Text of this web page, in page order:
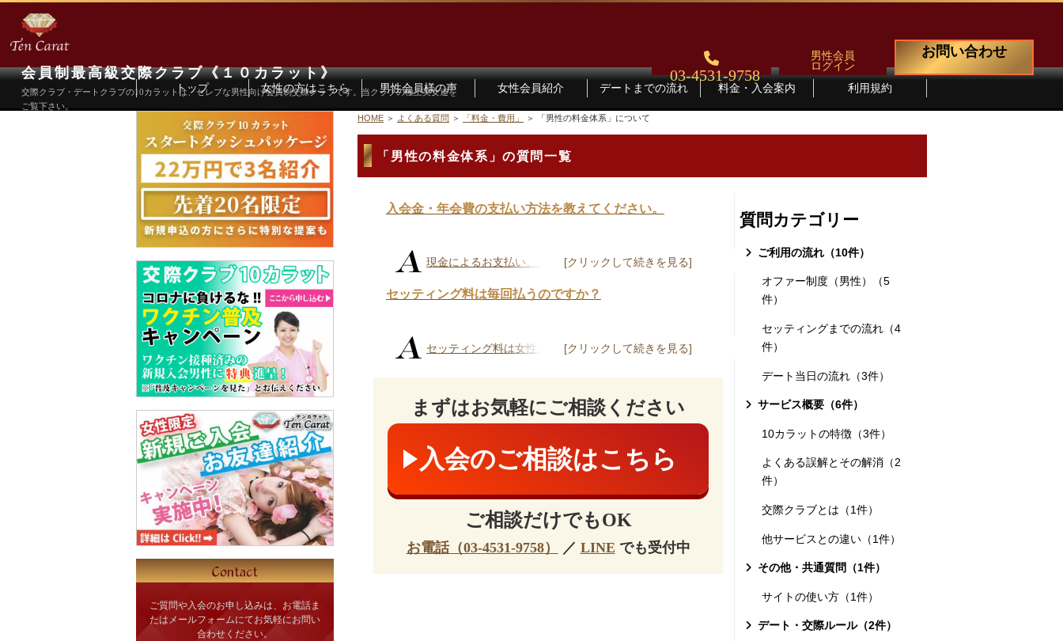
会員制最高級交際クラブ《１０カラット》
交際クラブ・デートクラブの10カラットは、セレブな男性向け会員制交際クラブです。当クラブの極上美女達を
ご覧下さい。
03-4531-9758
男性会員
ログイン
お問い合わせ
トップ 女性の方はこちら 男性会員様の声 女性会員紹介 デートまでの流れ 料金・入会案内 利用規約
HOME よくある質問 「料金・費用」 「男性の料金体系」について
「男性の料金体系」の質問一覧
入会金・年会費の支払い方法を教えてください。
現金によるお支払い、または、当社の指定銀...
セッティング料は毎回払うのですか？
セッティング料は女性とのデートセッティン...
まずはお気軽にご相談ください
入会のご相談はこちら
ご相談だけでもOK
お電話（03-4531-9758） ／ LINE でも受付中
質問カテゴリー
ご利用の流れ（10件）
オファー制度（男性）（5
件）
セッティングまでの流れ（4
件）
デート当日の流れ（3件）
サービス概要（6件）
10カラットの特徴（3件）
よくある誤解とその解消（2
件）
交際クラブとは（1件）
他サービスとの違い（1件）
その他・共通質問（1件）
サイトの使い方（1件）
デート・交際ルール（2件）
ご質問や入会のお申し込みは、お電話ま
たはメールフォームにてお気軽にお問い
合わせください。